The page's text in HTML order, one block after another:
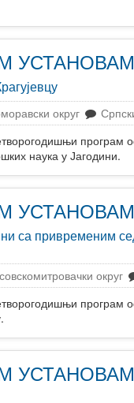
округ
програм
наука у Јагодини.
са привременим
округ
програм